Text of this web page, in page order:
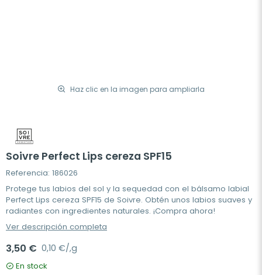
Haz clic en la imagen para ampliarla
Soivre Perfect Lips cereza SPF15
Referencia: 186026
Protege tus labios del sol y la sequedad con el bálsamo labial
Perfect Lips cereza SPF15 de Soivre. Obtén unos labios suaves y
radiantes con ingredientes naturales. ¡Compra ahora!
Ver descripción completa
3,50 € 0,10 €/,g
En stock